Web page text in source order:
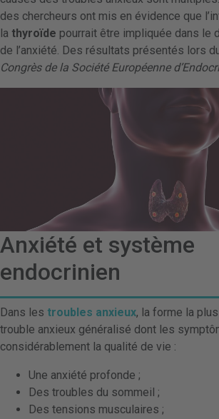
des chercheurs ont mis en évidence que
la thyroïde pourrait être impliquée dans le
de l’anxiété. Des résultats présentés lors
Congrès de la Société Européenne
Anxiété et système
endocrinien
Dans les troubles anxieux, la forme la
trouble anxieux généralisé dont les
considérablement la qualité de vie :
Une anxiété profonde ;
Des troubles du sommeil ;
Des tensions musculaires ;